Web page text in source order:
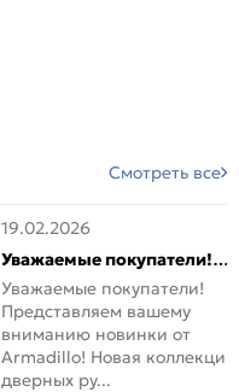
Смотреть все
19.02.2026
Уважаемые покупатели!
Представляем вашему
вниманию новинки от
Armadillo!
Уважаемые покупатели!
Представляем вашему
вниманию новинки от
Armadillo! Новая коллекция
дверных ру...